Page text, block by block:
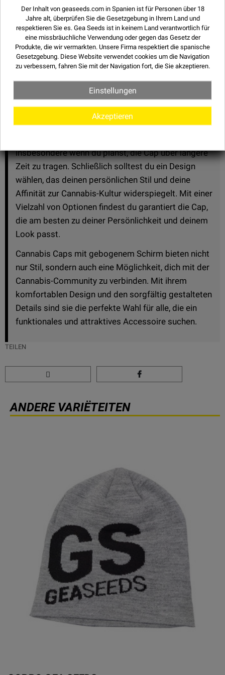
Langlebigkeit bieten. Achte außerdem darauf, dass
die Stickerei oder die Grafiken in hoher Auflösung
sind, damit das Design auch nach längerem
Gebrauch intakt bleibt.
Ein weiterer wichtiger Aspekt ist die Passform.
Viele Caps mit gebogenem Schirm verfügen über
ein verstellbares System auf der Rückseite,
wodurch sie sich an verschiedene Kopfgrößen
anpassen lassen. Dies ist entscheidend, um einen
insbesondere wenn du planst, die Cap über längere
Zeit zu tragen. Schließlich solltest du ein Design
wählen, das deinen persönlichen Stil und deine
Affinität zur Cannabis-Kultur widerspiegelt. Mit einer
Vielzahl von Optionen findest du garantiert die Cap,
die am besten zu deiner Persönlichkeit und deinem
Look passt.
Cannabis Caps mit gebogenem Schirm bieten nicht
nur Stil, sondern auch eine Möglichkeit, dich mit der
Cannabis-Community zu verbinden. Mit ihrem
komfortablen Design und den sorgfältig gestalteten
Details sind sie die perfekte Wahl für alle, die ein
funktionales und attraktives Accessoire suchen.
TEILEN
ANDERE VARIËTEITEN
Der Inhalt von geaseeds.com in Spanien ist für Personen über 18
Jahre alt, überprüfen Sie die Gesetzgebung in Ihrem Land und
respektieren Sie es. Gea Seeds ist in keinem Land verantwortlich für
eine missbräuchliche Verwendung oder gegen das Gesetz der
Produkte, die wir vermarkten. Unsere Firma respektiert die spanische
Gesetzgebung. Diese Website verwendet cookies um die Navigation
zu verbessern, fahren Sie mit der Navigation fort, die Sie akzeptieren.
Einstellungen
Akzeptieren